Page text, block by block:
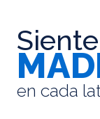
en cada